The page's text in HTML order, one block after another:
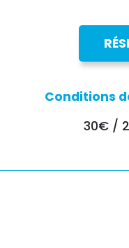
Conditions
30€ /